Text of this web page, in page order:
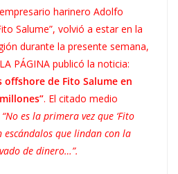
harinero Adolfo
Salume”, volvió a estar en la
durante la presente semana,
PÁGINA publicó la noticia:
offshore de Fito Salume en
. El citado medio
“No es la primera vez que ‘Fito
escándalos que lindan con la
de dinero…”.